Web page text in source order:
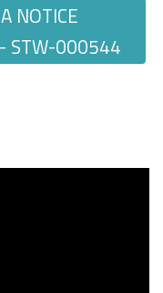
NOTICE
- STW-000544